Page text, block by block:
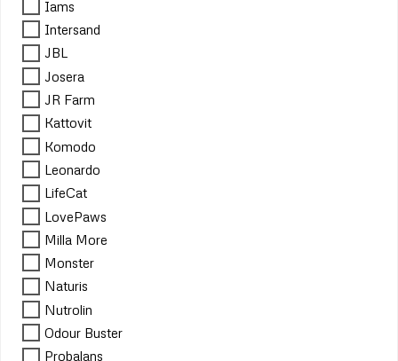
Iams
Intersand
JBL
Josera
JR Farm
Kattovit
Komodo
Leonardo
LifeCat
LovePaws
Milla More
Monster
Naturis
Nutrolin
Odour Buster
Probalans